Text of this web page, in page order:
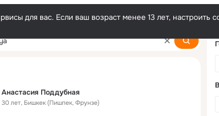
для вас. Если ваш возраст менее 13 лет, настроить
Анастасия Поддубная
30 лет, Бишкек (Пишпек, Фрунзе)